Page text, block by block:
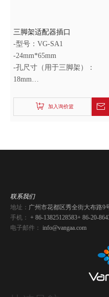
三脚架适配器插口
-型号：VG-SA1
-24mm*65mm
-孔尺寸（用于三脚架）：
18mm
-净重：0.01kg加入询价篮
联系我们
地址： 广州市花都区秀全街大布路9
手机： + 86-13825128583+ 86-20-
电子邮件： info@vangaa.com